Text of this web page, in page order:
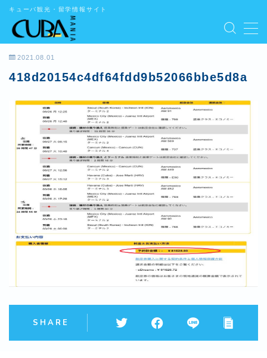
キューバ観光・留学情報サイト
MENU
学ぶ
食べる
泊まる
2021.08.01
418d20154c4df64fdd9b52066bbe5d8a
SHARE